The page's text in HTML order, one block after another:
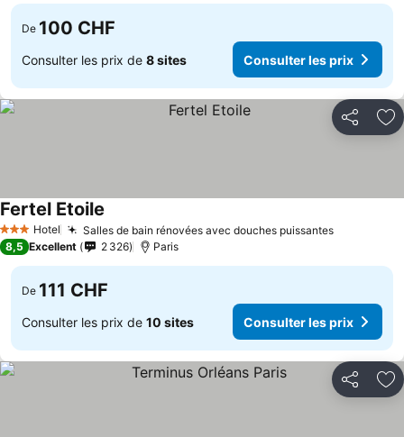
De 100 CHF
Consulter les prix de 8 sites Consulter les prix
Partager
3 ÉtoilesHotel Salles de bain rénovées avec douches puissantes
Fertel Etoile
8,5 Excellent 2 326 Paris
De 111 CHF
Consulter les prix de 10 sites Consulter les prix
Partager